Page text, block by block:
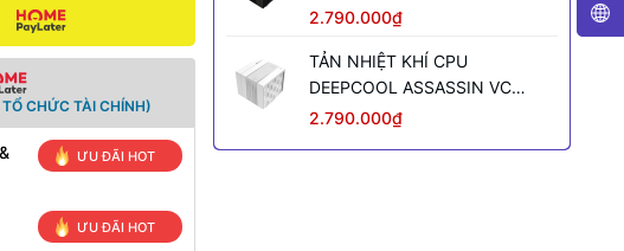
CHỨC TÀI CHÍNH)
ƯU ĐÃI HOT
ƯU ĐÃI HOT
ELITE (MÀU ĐEN)
2.790.000₫
TẢN NHIỆT KHÍ CPU
DEEPCOOL ASSASSIN VC
ELITE WH WH (MÀU TRẮNG)
2.790.000₫